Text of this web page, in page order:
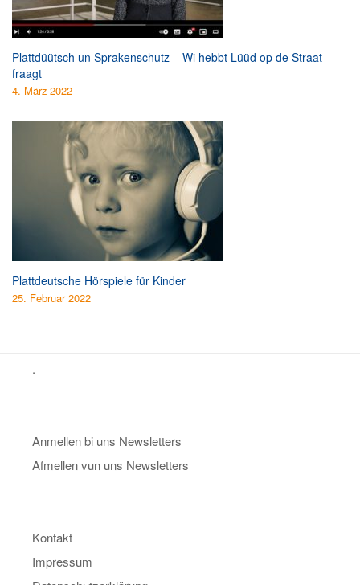
Plattdüütsch un Sprakenschutz – Wi hebbt Lüüd op de Straat
fraagt
4. März 2022
Plattdeutsche Hörspiele für Kinder
25. Februar 2022
.
Anmellen bi uns Newsletters
Afmellen vun uns Newsletters
Kontakt
Impressum